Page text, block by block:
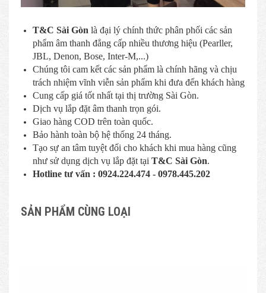
T&C Sài Gòn là đại lý chính thức phân phối các sản
phẩm âm thanh đẳng cấp nhiều thương hiệu (Pearller,
JBL, Denon, Bose, Inter-M,...)
Chúng tôi cam kết các sản phẩm là chính hãng và chịu
trách nhiệm vĩnh viễn sản phẩm khi đưa đến khách hàng
Cung cấp giá tốt nhất tại thị trường Sài Gòn.
Dịch vụ lắp đặt âm thanh trọn gói.
Giao hàng COD trên toàn quốc.
Bảo hành toàn bộ hệ thống 24 tháng.
Tạo sự an tâm tuyệt đối cho khách khi mua hàng cũng
như sử dụng dịch vụ lắp đặt tại T&C Sài Gòn.
Hotline tư vấn : 0924.224.474 - 0978.445.202
SẢN PHẨM CÙNG LOẠI